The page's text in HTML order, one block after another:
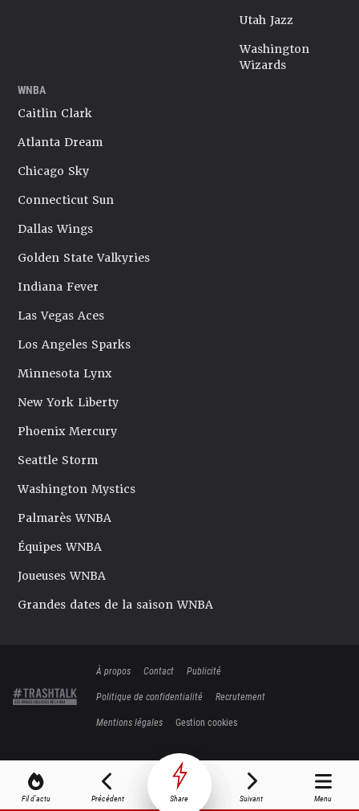
Fil d'actu Précédent Share Suivant Menu
Utah Jazz
Washington
Wizards
WNBA
Caitlin Clark
Atlanta Dream
Chicago Sky
Connecticut Sun
Dallas Wings
Golden State Valkyries
Indiana Fever
Las Vegas Aces
Los Angeles Sparks
Minnesota Lynx
New York Liberty
Phoenix Mercury
Seattle Storm
Washington Mystics
Palmarès WNBA
Équipes WNBA
Joueuses WNBA
Grandes dates de la saison WNBA
À propos Contact
Publicité
Politique de confidentialité
Recrutement
Mentions légales
Gestion cookies